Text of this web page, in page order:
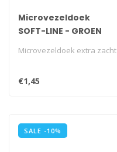
Microvezeldoek
SOFT-LINE - GROEN
Microvezeldoek extra zacht
€1,45
SALE -10%